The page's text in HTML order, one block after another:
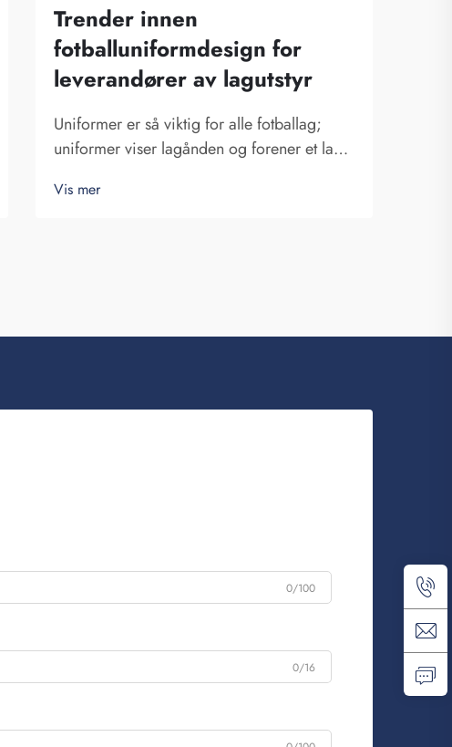
Trender innen
fotballuniformdesign for
leverandører av lagutstyr
Uniformer er så viktig for alle fotballag;
uniformer viser lagånden og forener et lag.
hvordan design kan påvirke en kamp. Å
Vis mer
0/100
0/16